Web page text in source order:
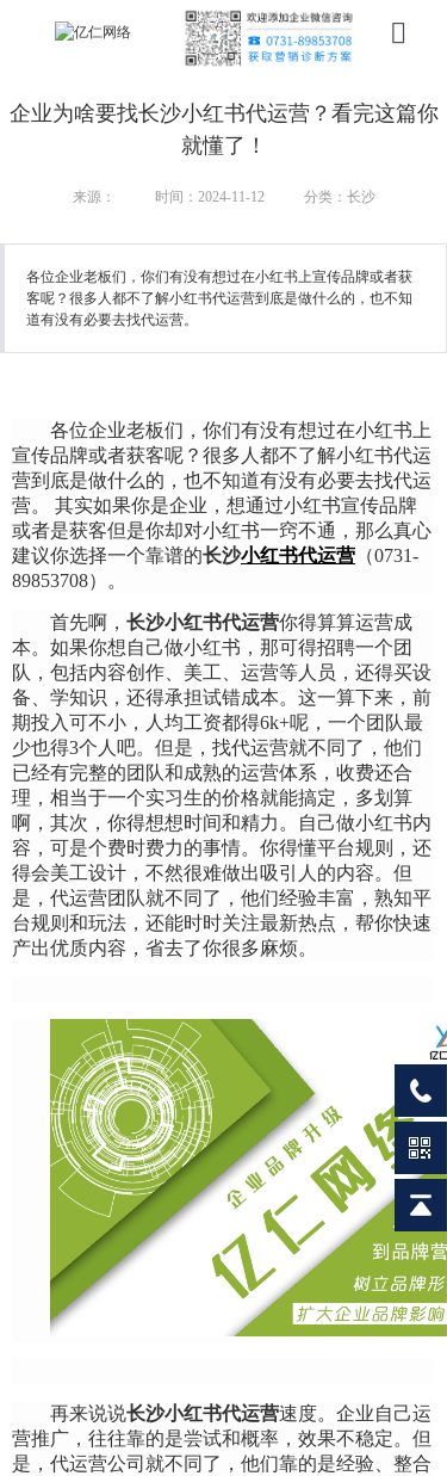
产品
服务
行业
案例
我们
企业为啥要找长沙小红书代运营？看完这篇你
就懂了！
来源： 时间：2024-11-12 分类：长沙
各位企业老板们，你们有没有想过在小红书上宣传品牌或者获
客呢？很多人都不了解小红书代运营到底是做什么的，也不知
道有没有必要去找代运营。
各位企业老板们，你们有没有想过在小红书上
宣传品牌或者获客呢？很多人都不了解小红书代运
营到底是做什么的，也不知道有没有必要去找代运
营。 其实如果你是企业，想通过小红书宣传品牌
或者是获客但是你却对小红书一窍不通，那么真心
建议你选择一个靠谱的长沙小红书代运营 （0731-
89853708）。
首先啊， 长沙小红书代运营你得算算运营成
本。如果你想自己做小红书，那可得招聘一个团
队，包括内容创作、美工、运营等人员，还得买设
备、学知识，还得承担试错成本。这一算下来，前
期投入可不小，人均工资都得6k+呢，一个团队最
少也得3个人吧。但是，找代运营就不同了，他们
已经有完整的团队和成熟的运营体系，收费还合
理，相当于一个实习生的价格就能搞定，多划算
啊，其次，你得想想时间和精力。自己做小红书内
容，可是个费时费力的事情。你得懂平台规则，还
得会美工设计，不然很难做出吸引人的内容。但
是，代运营团队就不同了，他们经验丰富，熟知平
台规则和玩法，还能时时关注最新热点，帮你快速
产出优质内容，省去了你很多麻烦。
再来说说长沙小红书代运营速度。企业自己运
营推广，往往靠的是尝试和概率，效果不稳定。但
是，代运营公司就不同了，他们靠的是经验、整合